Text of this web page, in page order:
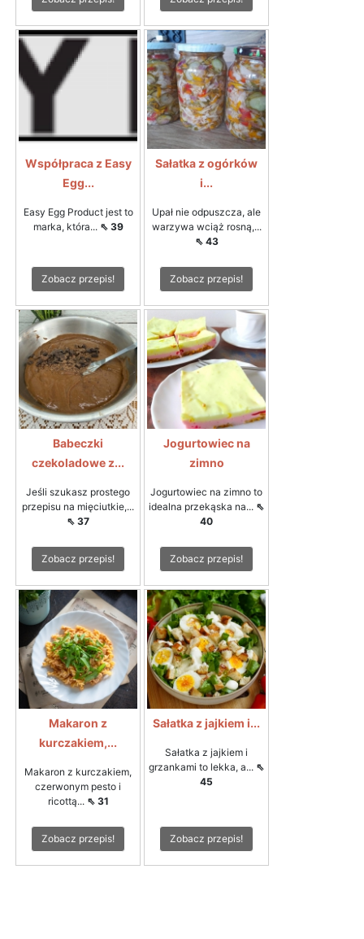
Współpraca z Easy
Egg...
Easy Egg Product jest to
marka, która... ⇖ 39
Zobacz przepis!
Sałatka z ogórków
i...
Upał nie odpuszcza, ale
warzywa wciąż rosną,...
⇖ 43
Zobacz przepis!
Babeczki
czekoladowe z...
Jeśli szukasz prostego
przepisu na mięciutkie,...
⇖ 37
Zobacz przepis!
Jogurtowiec na
zimno
Jogurtowiec na zimno to
idealna przekąska na... ⇖
40
Zobacz przepis!
Makaron z
kurczakiem,...
Makaron z kurczakiem,
czerwonym pesto i
ricottą... ⇖ 31
Zobacz przepis!
Sałatka z jajkiem i...
Sałatka z jajkiem i
grzankami to lekka, a... ⇖
45
Zobacz przepis!